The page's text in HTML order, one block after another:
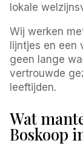
lokale
Wij werken
lijntjes en een
geen lange
vertrouwde
leeftijden.
Wat
Boskoop